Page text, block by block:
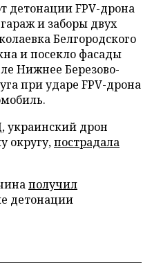
детонации FPV-дрона
и заборы двух
Белгородского
и посекло фасады
Нижнее Березово-
при ударе FPV-дрона
украинский дрон
округу,пострадала
получил
детонации